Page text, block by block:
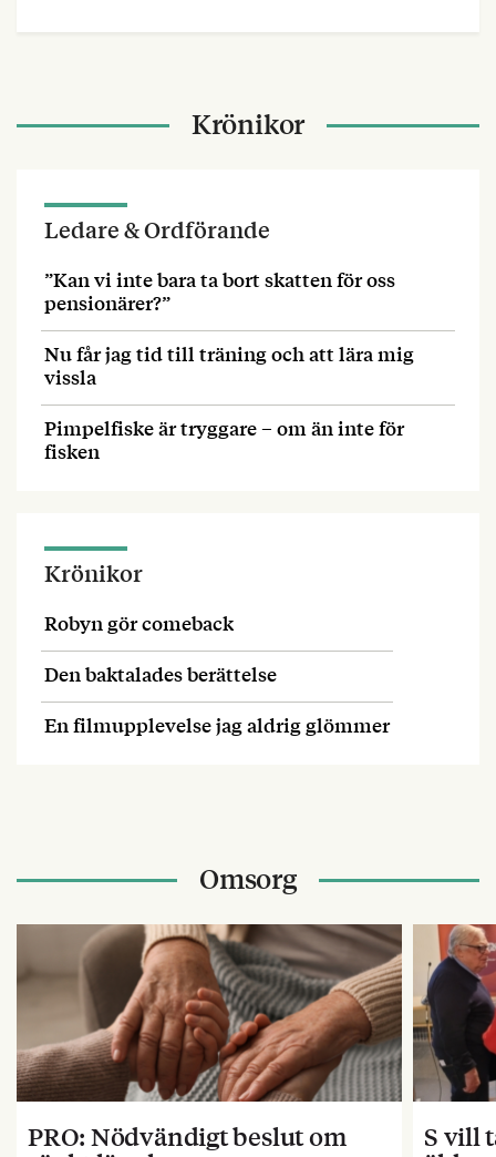
Krönikor
Ledare & Ordförande
”Kan vi inte bara ta bort skatten för oss
pensionärer?”
Nu får jag tid till träning och att lära mig
vissla
Pimpelfiske är tryggare – om än inte för
fisken
Krönikor
Robyn gör comeback
Den baktalades berättelse
En filmupplevelse jag aldrig glömmer
Omsorg
PRO: Nödvändigt beslut om
S vill